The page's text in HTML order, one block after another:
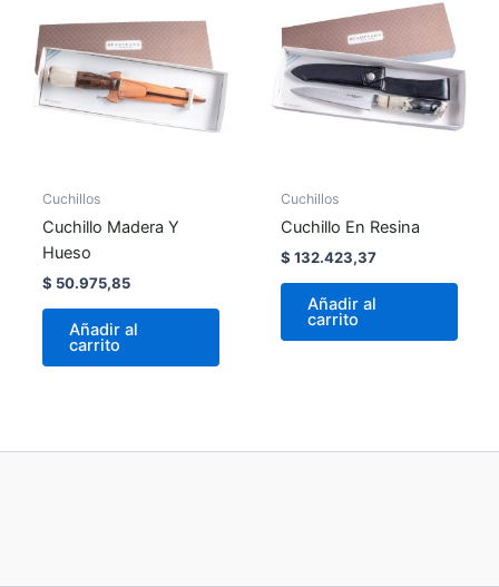
Cuchillos
Cuchillo Madera Y
Hueso
$ 50.975,85
Añadir al
carrito
Cuchillos
Cuchillo En Resina
$ 132.423,37
Añadir al
carrito